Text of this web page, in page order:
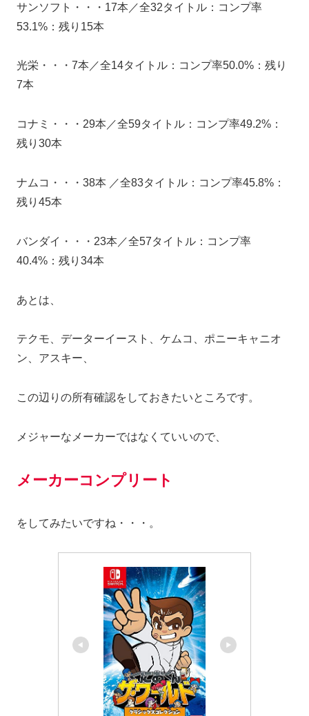
サンソフト・・・17本／全32タイトル：コンプ率
53.1%：残り15本
光栄・・・7本／全14タイトル：コンプ率50.0%：残り
7本
コナミ・・・29本／全59タイトル：コンプ率49.2%：
残り30本
ナムコ・・・38本 ／全83タイトル：コンプ率45.8%：
残り45本
バンダイ・・・23本／全57タイトル：コンプ率
40.4%：残り34本
あとは、
テクモ、データーイースト、ケムコ、ポニーキャニオ
ン、アスキー、
この辺りの所有確認をしておきたいところです。
メジャーなメーカーではなくていいので、
メーカーコンプリート
をしてみたいですね・・・。